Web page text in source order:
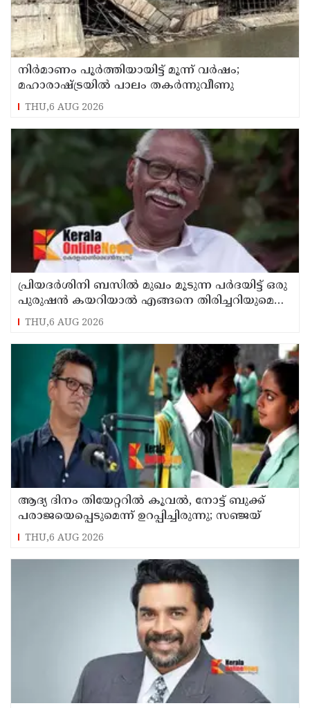
നിർമാണം പൂർത്തിയായിട്ട് മൂന്ന് വർഷം;
മഹാരാഷ്ട്രയിൽ പാലം തകർന്നുവീണു
THU,6 AUG 2026
പ്രിയദർശിനി ബസിൽ മുഖം മൂടുന്ന പർദയിട്ട് ഒരു
പുരുഷൻ കയറിയാൽ എങ്ങനെ തിരിച്ചറിയുമെന്ന്
എംഎൻ കാരശ്ശേരി
THU,6 AUG 2026
ആദ്യ ദിനം തിയേറ്ററില്‍ കൂവല്‍, നോട്ട് ബുക്ക്
പരാജയെപ്പെടുമെന്ന് ഉറപ്പിച്ചിരുന്നു; സഞ്ജയ്
THU,6 AUG 2026